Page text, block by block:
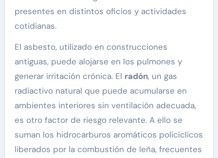
presentes en distintos oficios y actividades
cotidianas.
El asbesto, utilizado en construcciones
antiguas, puede alojarse en los pulmones y
generar irritación crónica. El radón, un gas
radiactivo natural que puede acumularse en
ambientes interiores sin ventilación adecuada,
es otro factor de riesgo relevante. A ello se
suman los hidrocarburos aromáticos policíclicos
liberados por la combustión de leña, frecuentes